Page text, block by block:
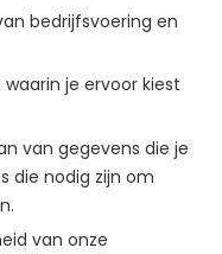
bedrijfsvoering en
je ervoor kiest
van gegevens die je
die nodig zijn om
van onze